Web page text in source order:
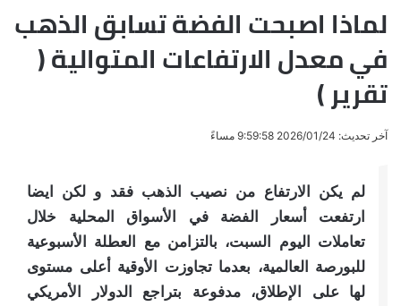
لماذا اصبحت الفضة تسابق الذهب
في معدل الارتفاعات المتوالية (
تقرير )
آخر تحديث: 2026/01/24 9:59:58 مساءً
لم يكن الارتفاع من نصيب الذهب فقد و لكن ايضا
ارتفعت أسعار الفضة في الأسواق المحلية خلال
تعاملات اليوم السبت، بالتزامن مع العطلة الأسبوعية
للبورصة العالمية، بعدما تجاوزت الأوقية أعلى مستوى
لها على الإطلاق، مدفوعة بتراجع الدولار الأمريكي